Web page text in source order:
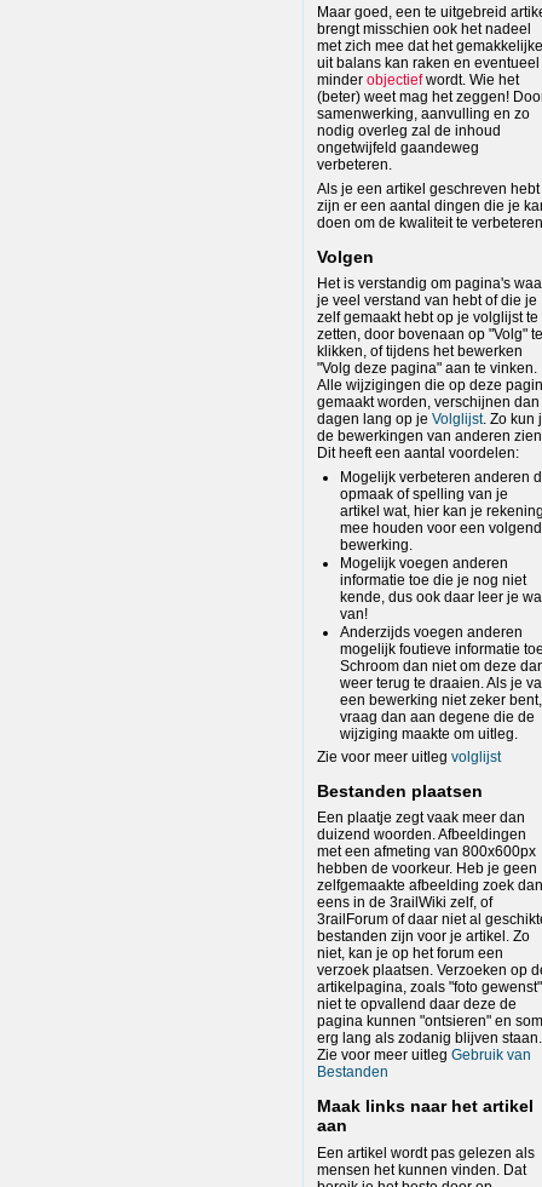
Maar goed, een te uitgebreid
brengt misschien ook het nadeel
met zich mee dat het
uit balans kan raken en eventueel
minder objectiefwordt. Wie het
(beter) weet mag het zeggen!
samenwerking, aanvulling en zo
nodig overleg zal de inhoud
ongetwijfeld gaandeweg
verbeteren.
Als je een artikel geschreven hebt
zijn er een aantal dingen die je
doen om de kwaliteit te
Volgen
Het is verstandig om pagina's
je veel verstand van hebt of die je
zelf gemaakt hebt op je volglijst te
zetten, door bovenaan op "Volg" te
klikken, of tijdens het bewerken
"Volg deze pagina" aan te vinken.
Alle wijzigingen die op deze
gemaakt worden, verschijnen dan
dagen lang op je Volglijst. Zo kun
de bewerkingen van anderen
Dit heeft een aantal voordelen:
Mogelijk verbeteren anderen
opmaak of spelling van je
artikel wat, hier kan je
mee houden voor een
bewerking.
Mogelijk voegen anderen
informatie toe die je nog niet
kende, dus ook daar leer je
van!
Anderzijds voegen anderen
mogelijk foutieve informatie
Schroom dan niet om deze
weer terug te draaien. Als je
een bewerking niet zeker bent,
vraag dan aan degene die de
wijziging maakte om uitleg.
Zie voor meer uitleg volglijst
Bestanden plaatsen
Een plaatje zegt vaak meer dan
duizend woorden. Afbeeldingen
met een afmeting van 800x600px
hebben de voorkeur. Heb je geen
zelfgemaakte afbeelding zoek dan
eens in de 3railWiki zelf, of
3railForum of daar niet al
bestanden zijn voor je artikel. Zo
niet, kan je op het forum een
verzoek plaatsen. Verzoeken op
artikelpagina, zoals "foto gewenst"
niet te opvallend daar deze de
pagina kunnen "ontsieren" en
erg lang als zodanig blijven staan.
Zie voor meer uitleg Gebruik van
Bestanden
Maak links naar het artikel
aan
Een artikel wordt pas gelezen als
mensen het kunnen vinden. Dat